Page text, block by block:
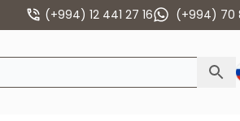
(+994) 12 441 27 16 (+994) 70